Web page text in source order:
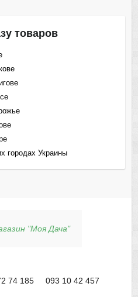
товаров
городах Украины
"Моя Дача"
74 185 093 10 42 457